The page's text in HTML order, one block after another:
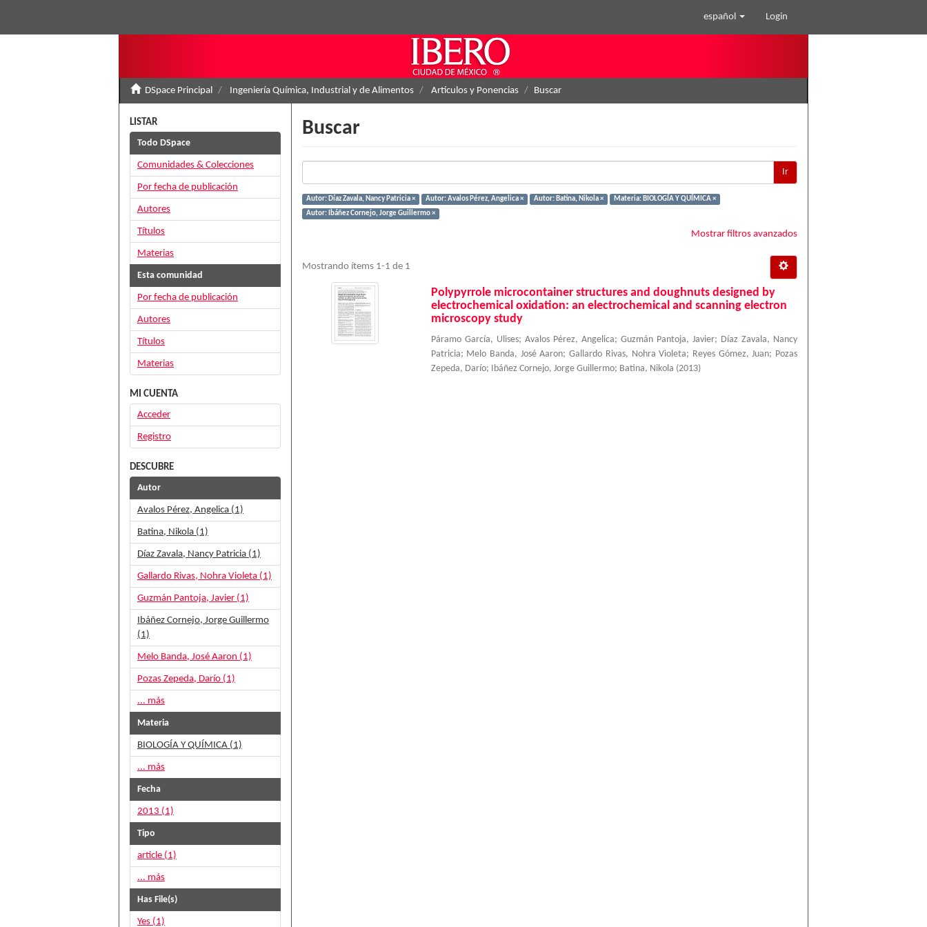
español Login
DSpace Principal Ingeniería Química, Industrial y de Alimentos Artículos y Ponencias Buscar
Buscar
Ir
Autor: Díaz Zavala, Nancy Patricia × Autor: Avalos Pérez, Angelica × Autor: Batina, Nikola ×
Materia: BIOLOGÍA Y QUÍMICA ×
Autor: Ibáñez Cornejo, Jorge Guillermo ×
Mostrar filtros avanzados
Mostrando ítems 1-1 de 1
Polypyrrole microcontainer structures and doughnuts designed by
electrochemical oxidation: an electrochemical and scanning electron
microscopy study
Páramo García, Ulises; Avalos Pérez, Angelica; Guzmán Pantoja, Javier;
Díaz Zavala, Nancy
Patricia; Melo Banda, José Aaron;Gallardo Rivas, Nohra Violeta; Reyes Gómez, Juan;
Pozas
Zepeda, Darío; Ibáñez Cornejo, Jorge Guillermo; Batina, Nikola (2013)
LISTAR
Todo DSpace
Comunidades & Colecciones
Por fecha de publicación
Autores
Títulos
Materias
Esta comunidad
Por fecha de publicación
Autores
Títulos
Materias
MI CUENTA
Acceder
Registro
DESCUBRE
Autor
Avalos Pérez, Angelica (1)
Batina, Nikola (1)
Díaz Zavala, Nancy Patricia (1)
Gallardo Rivas, Nohra Violeta (1)
Guzmán Pantoja, Javier (1)
Ibáñez Cornejo, Jorge Guillermo
(1)
Melo Banda, José Aaron (1)
Pozas Zepeda, Darío (1)
... más
Materia
BIOLOGÍA Y QUÍMICA (1)
... más
Fecha
2013 (1)
Tipo
article (1)
... más
Has File(s)
Yes (1)